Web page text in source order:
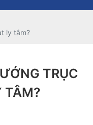
ly tâm?
TRỤC
TÂM?